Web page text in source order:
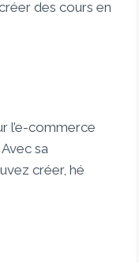
des cours en
l’e-commerce
sa
créer, hé